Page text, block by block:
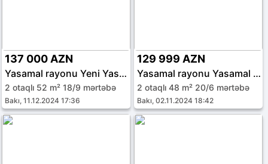
137 000 AZN
Yasamal rayonu Yeni Yasamal qəs.
2 otaqlı 52 m² 18/9 mərtəbə
Bakı, 11.12.2024 17:36
129 999 AZN
Yasamal rayonu Yasamal qəs.
2 otaqlı 48 m² 20/6 mərtəbə
Bakı, 02.11.2024 18:42